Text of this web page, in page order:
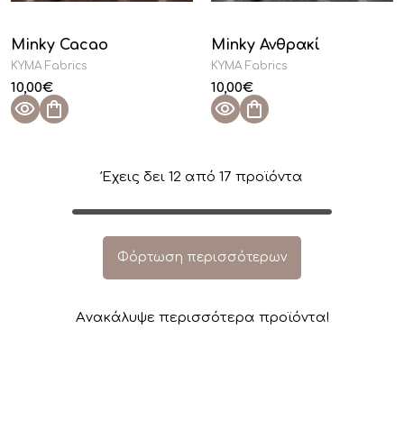
Minky Cacao
KYMA Fabrics
10,00€
Minky Ανθρακί
KYMA Fabrics
10,00€
Έχεις δει 12από 17 προϊόντα
Φόρτωση περισσότερων
Aνακάλυψε περισσότερα προϊόντα!